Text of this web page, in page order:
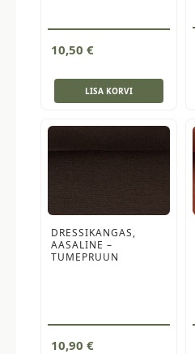
10,50 €
LISA KORVI
DRESSIKANGAS,
AASALINE –
TUMEPRUUN
10,90 €